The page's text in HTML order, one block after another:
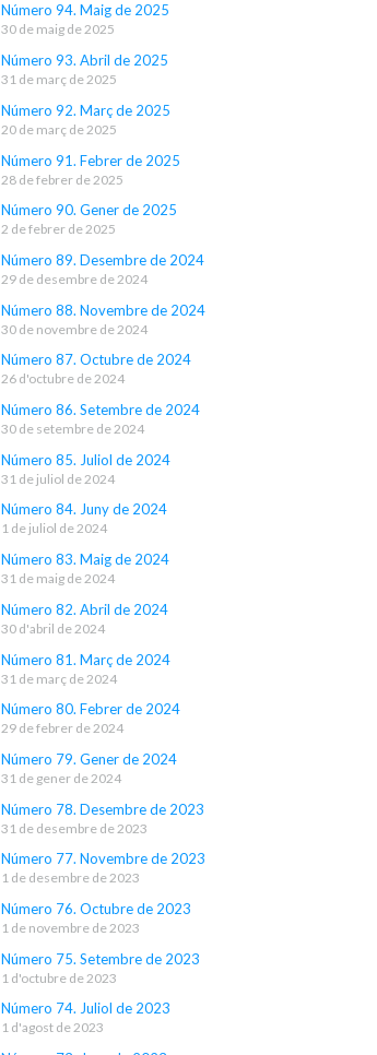
Número 94. Maig de 2025
30 de maig de 2025
Número 93. Abril de 2025
31 de març de 2025
Número 92. Març de 2025
20 de març de 2025
Número 91. Febrer de 2025
28 de febrer de 2025
Número 90. Gener de 2025
2 de febrer de 2025
Número 89. Desembre de 2024
29 de desembre de 2024
Número 88. Novembre de 2024
30 de novembre de 2024
Número 87. Octubre de 2024
26 d'octubre de 2024
Número 86. Setembre de 2024
30 de setembre de 2024
Número 85. Juliol de 2024
31 de juliol de 2024
Número 84. Juny de 2024
1 de juliol de 2024
Número 83. Maig de 2024
31 de maig de 2024
Número 82. Abril de 2024
30 d'abril de 2024
Número 81. Març de 2024
31 de març de 2024
Número 80. Febrer de 2024
29 de febrer de 2024
Número 79. Gener de 2024
31 de gener de 2024
Número 78. Desembre de 2023
31 de desembre de 2023
Número 77. Novembre de 2023
1 de desembre de 2023
Número 76. Octubre de 2023
1 de novembre de 2023
Número 75. Setembre de 2023
1 d'octubre de 2023
Número 74. Juliol de 2023
1 d'agost de 2023